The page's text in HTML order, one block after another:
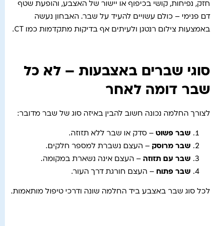
חזק, נפיחות, קושי בכיפוף או יישור של האצבע, והופעת שטף
דם פנימי – כולם עשויים להעיד על שבר. האבחון נעשה
באמצעות צילום רנטגן ולעיתים אף בדיקות מתקדמות כמו CT.
סוגי שברים באצבעות – לא כל
שבר דומה לאחר
לצורך החלמה נכונה חשוב להבין באיזה סוג של שבר מדובר:
שבר פשוט – סדק או שבר ללא תזוזה.
שבר מרוסק – העצם נשברת למספר חלקים.
שבר עם תזוזה – העצם אינה נשארת במקומה.
שבר פתוח – העצם חורגת דרך העור.
לכל סוג שבר באצבע ביד החלמה שונה ודרכי טיפול מותאמות.